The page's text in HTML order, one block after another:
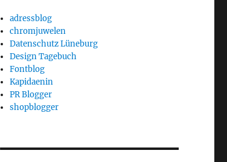
adressblog
chromjuwelen
Datenschutz Lüneburg
Design Tagebuch
Fontblog
Kapidaenin
PR Blogger
shopblogger